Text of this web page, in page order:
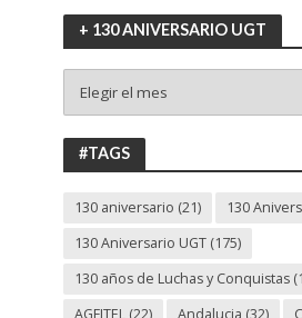
+ 130 ANIVERSARIO UGT
130
ANIVERSARIO
UGT
#TAGS
130 aniversario (21) 130
130 Aniversario UGT(175)
130 años de Luchas y Conquistas
AGFITEL(22) Andalucia (32)